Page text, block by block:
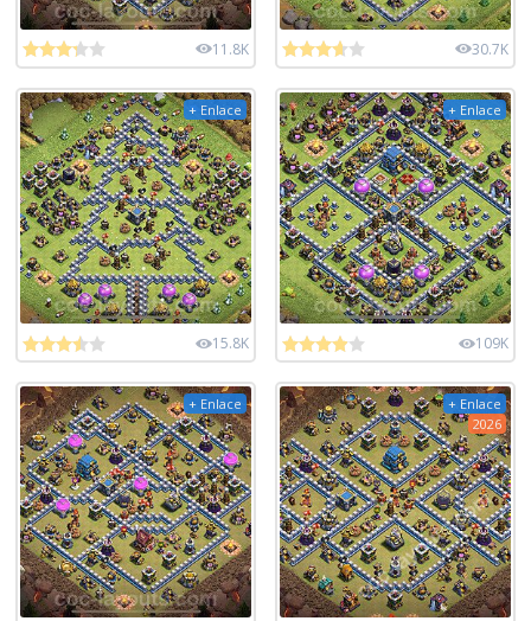
11.8K 30.7K
+ Enlace
15.8K
+ Enlace
109K
+ Enlace
+ Enlace
2026